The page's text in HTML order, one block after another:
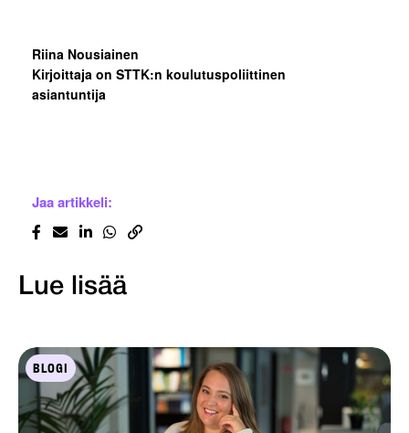
Riina Nousiainen
Kirjoittaja on STTK:n koulutuspoliittinen
asiantuntija
Jaa artikkeli:
Lue lisää
BLOGI